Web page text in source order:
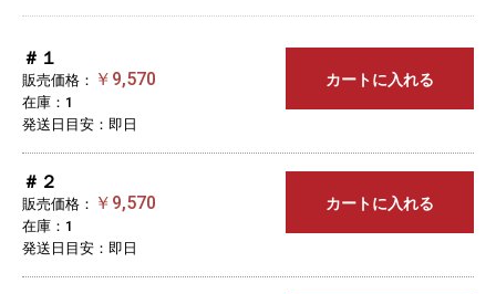
＃１
販売価格： ￥9,570
在庫：1
発送日目安：即日
カートに入れる
＃２
販売価格： ￥9,570
在庫：1
発送日目安：即日
カートに入れる